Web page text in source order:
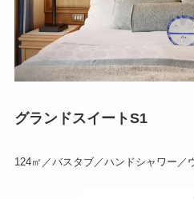
グランドスイートS1
124㎡／バスタブ／ハンドシャワー／